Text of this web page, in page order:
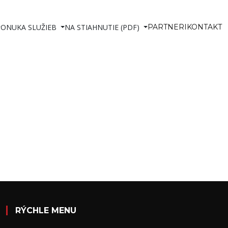
SLUŽIEB NA STIAHNUTIE (PDF) PARTNERI KONTAKT
RÝCHLE MENU